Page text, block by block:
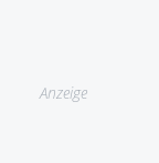
Anzeige